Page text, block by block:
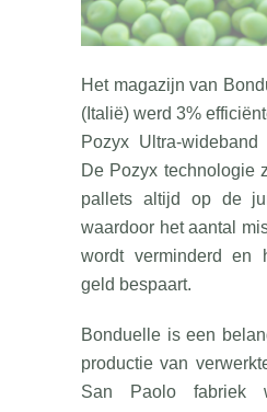
Het magazijn van
(Italië) werd 3%
Pozyx Ultra-
De Pozyx technologie
pallets altijd op de
waardoor het aantal
wordt verminderd en
geld bespaart.
Bonduelle is een
productie van
San Paolo fabriek